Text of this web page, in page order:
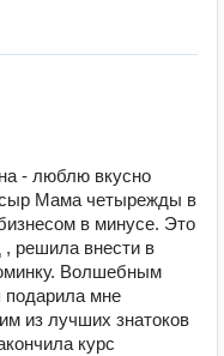
- люблю вкусно
Мама четырежды в
в минусе. Это
, решила внести в
Волшебным
подарила мне
из лучших знатоков
курс